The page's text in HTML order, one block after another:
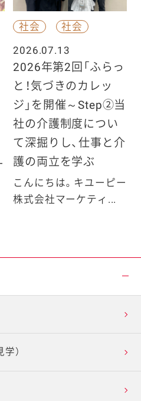
社会
社会
2026.07.13
2026年第2回「ふらっ
と！気づきのカレッ
ジ」を開催～Step②当
社の介護制度につい
て深掘りし、仕事と介
護の両立を学ぶ
こんにちは。キユーピー
株式会社マーケティ...
）